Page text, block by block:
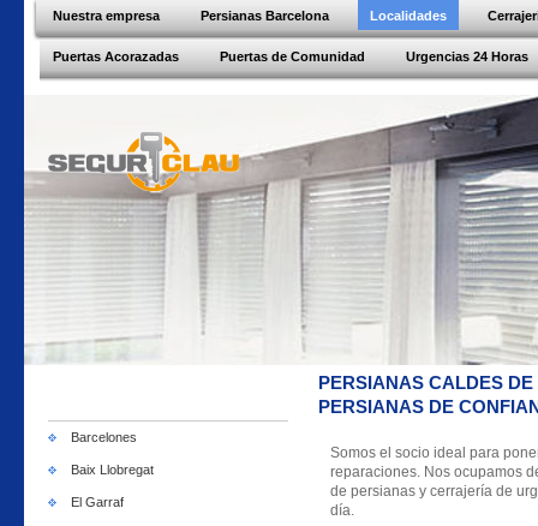
Nuestra empresa Persianas Barcelona Localidades
Puertas Acorazadas Puertas de Comunidad Urgencias 24 Horas
Barcelones
Baix Llobregat
El Garraf
PERSIANAS CALDES
PERSIANAS DE
Somos el socio ideal para
reparaciones. Nos ocupamos
de persianas y cerrajería de
día.